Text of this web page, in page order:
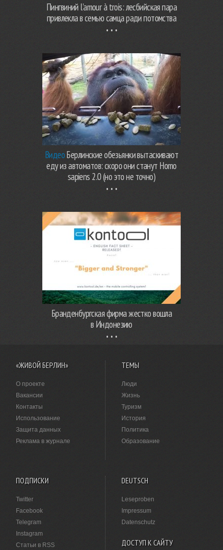
Пингвиний l’amour à trois: лесбийская пара
привлекла в семью самца ради потомства
ВидеоБерлинские обезьянки вытаскивают
еду из автоматов: скоро они станут Homo
sapiens 2.0 (но это не точно)
Бранденбургская фирма жестко вошла
в Индонезию
«ЖИВОЙ БЕРЛИН»
О проекте
Вакансии
Контакты
Использование
Защита данных
Реклама в журнале
ТЕМЫ
Люди
Жизнь
Туризм
История
Политика
Образование
ПОДПИСКИ
Twitter
Facebook
Telegram
Instagram
Статьи в RSS
DEUTSCH
Leseproben
Impressum
Datenschutz
ДОСТУП К САЙТУ